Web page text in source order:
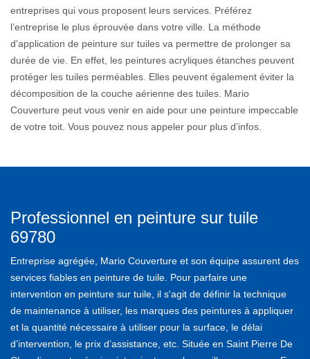
entreprises qui vous proposent leurs services. Préférez
l’entreprise le plus éprouvée dans votre ville. La méthode
d’application de peinture sur tuiles va permettre de prolonger sa
durée de vie. En effet, les peintures acryliques étanches peuvent
protéger les tuiles perméables. Elles peuvent également éviter la
décomposition de la couche aérienne des tuiles. Mario
Couverture peut vous venir en aide pour une peinture impeccable
de votre toit. Vous pouvez nous appeler pour plus d’infos.
Professionnel en peinture sur tuile
69780
Entreprise agrégée, Mario Couverture et son équipe assurent des
services fiables en peinture de tuile. Pour parfaire une
intervention en peinture sur tuile, il s'agit de définir la technique
de maintenance à utiliser, les marques des peintures à appliquer
et la quantité nécessaire à utiliser pour la surface, le délai
d’intervention, le prix d’assistance, etc. Située en Saint Pierre De